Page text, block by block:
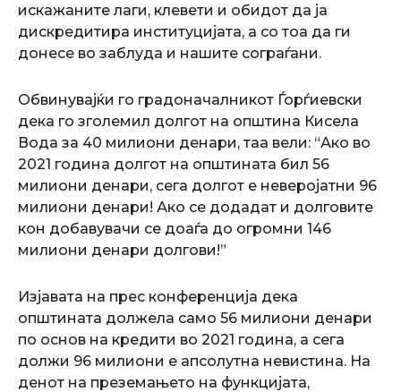
искажаните лаги, клевети и обидот да ја
дискредитира институцијата, а со тоа да ги
донесе во заблуда и нашите сограѓани.
Обвинувајќи го градоначалникот Ѓорѓиевски
дека го зголемил долгот на општина Кисела
Вода за 40 милиони денари, таа вели: “Ако во
2021 година долгот на општината бил 56
милиони денари, сега долгот е неверојатни 96
милиони денари! Ако се додадат и долговите
кон добавувачи се доаѓа до огромни 146
милиони денари долгови!”
Изјавата на прес конференција дека
општината должела само 56 милиони денари
по основ на кредити во 2021 година, а сега
должи 96 милиони е апсолутна невистина. На
денот на преземањето на функцијата,